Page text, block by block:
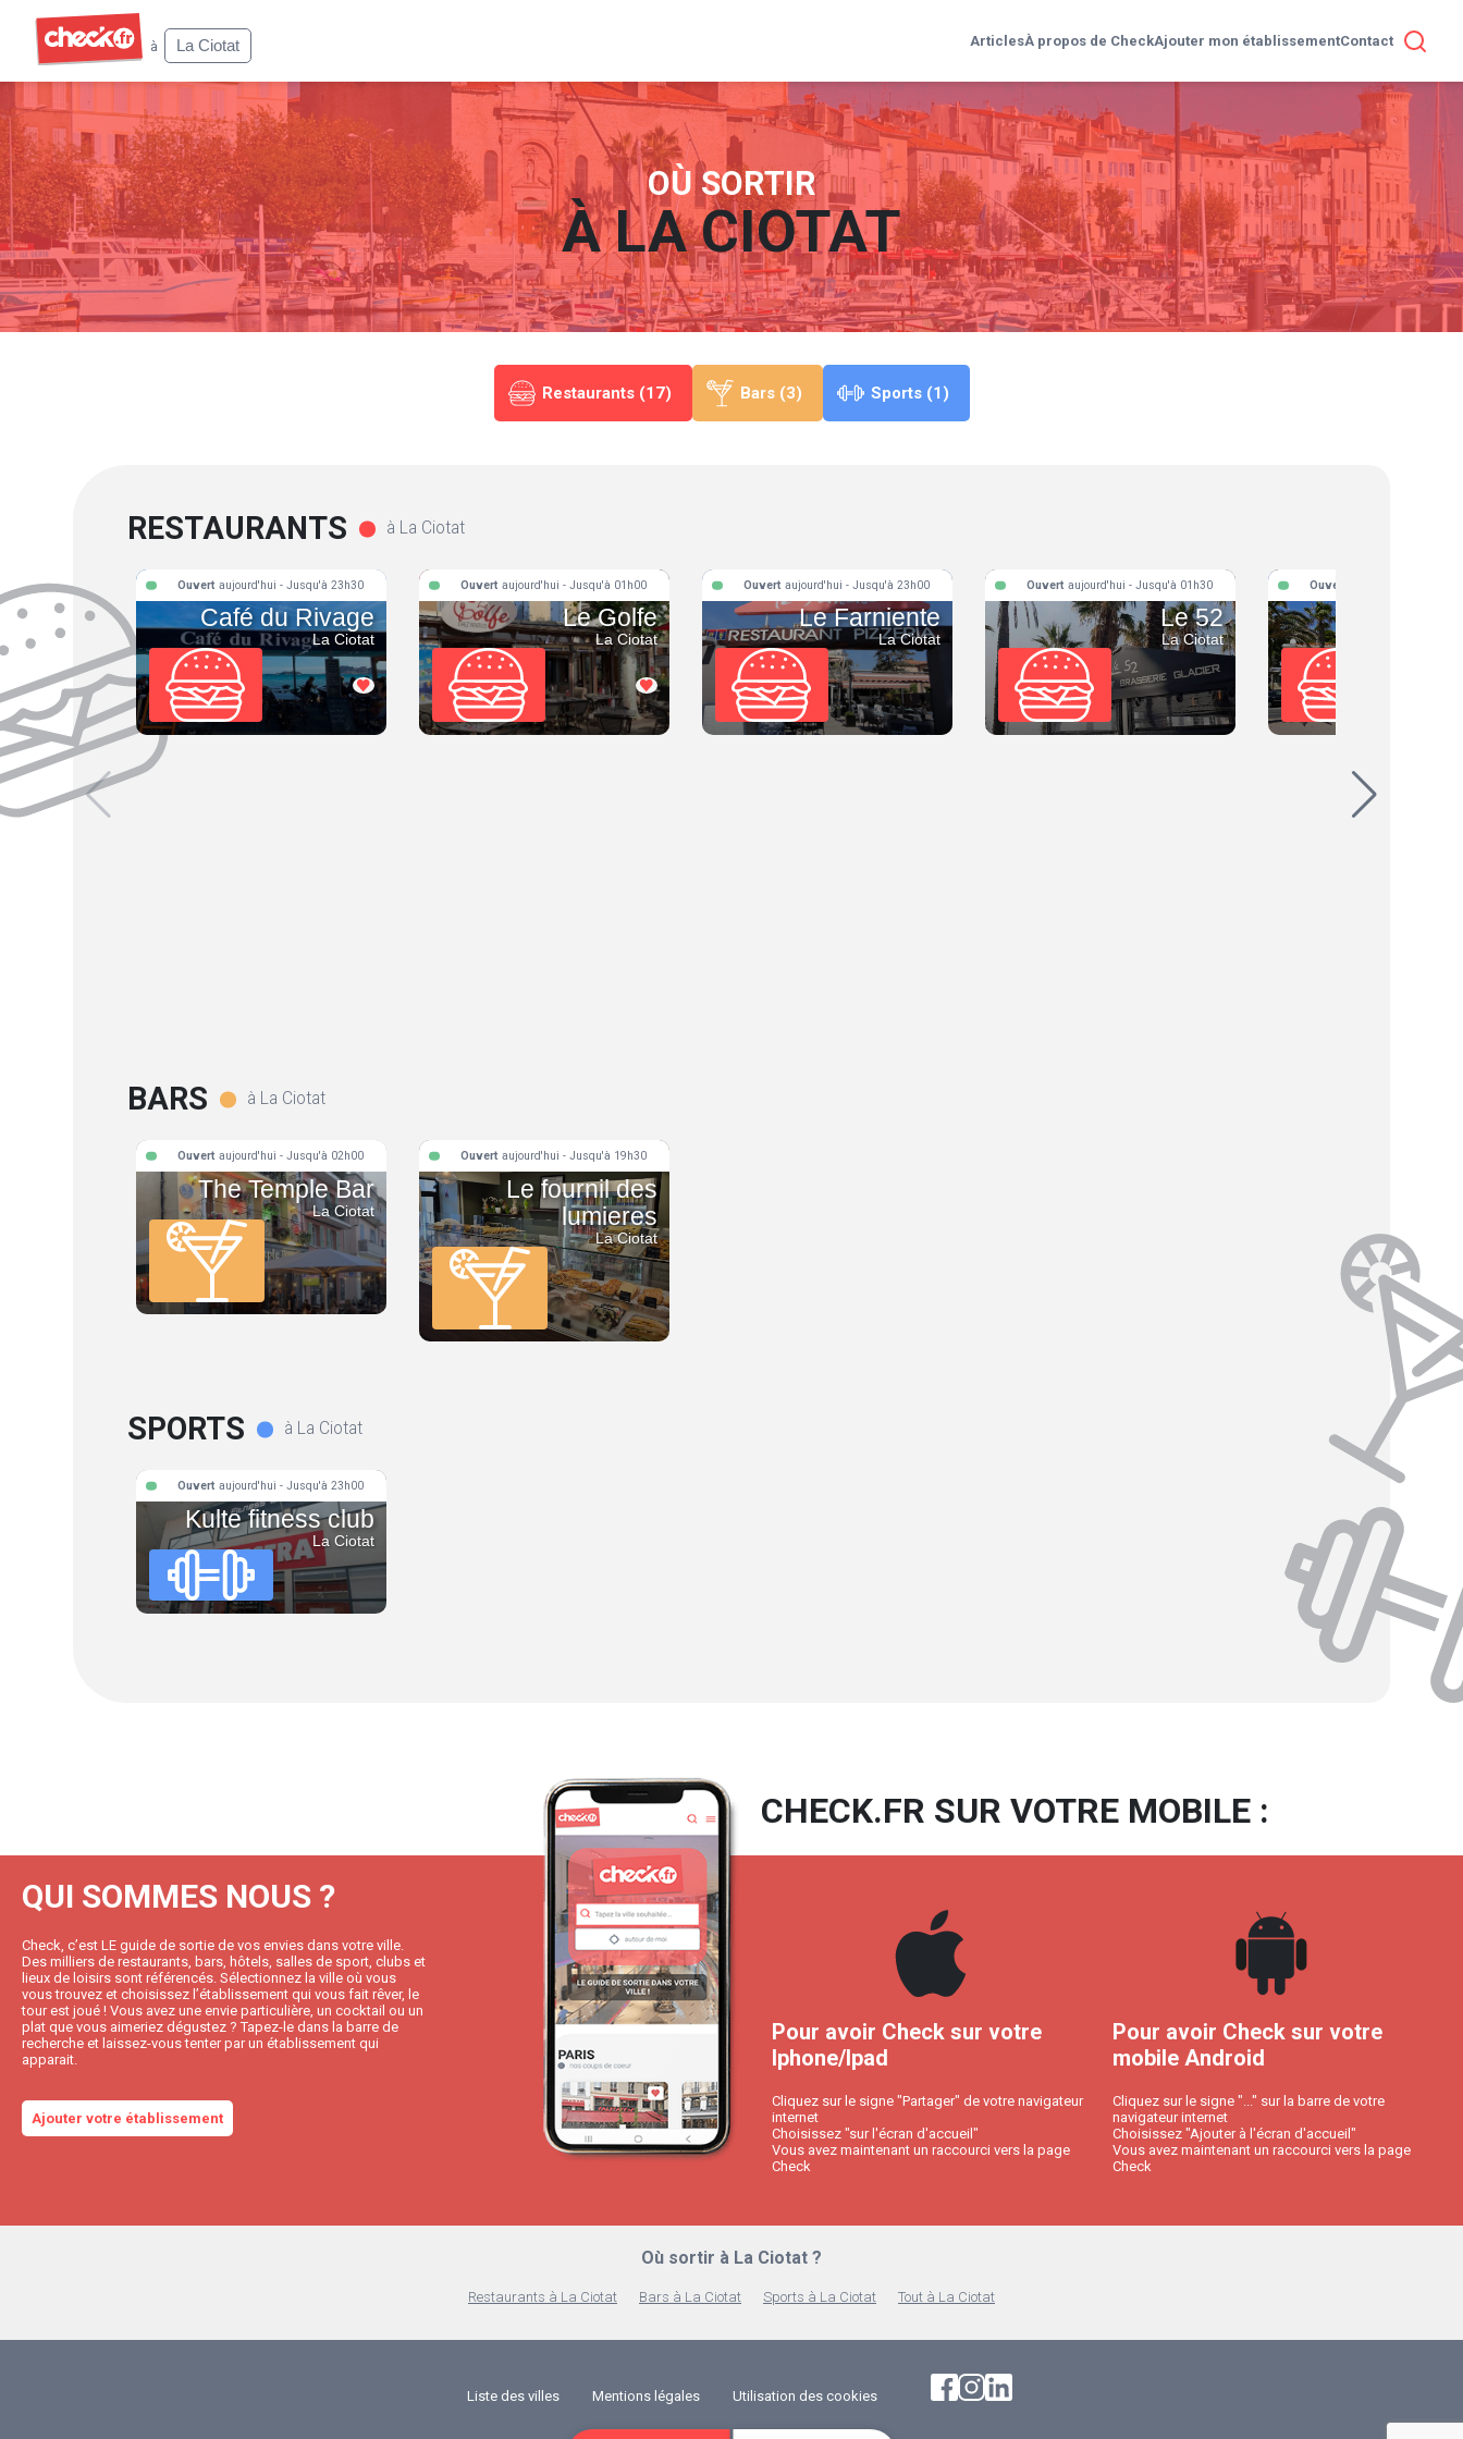
à
La Ciotat ArticlesÀ propos de CheckAjouter mon établissementContact
OÙ SORTIR
ÀLA CIOTAT
Restaurants (17) Bars (3) Sports (1)
RESTAURANTS à La Ciotat
Café du Rivage
La Ciotat
Ouvert aujourd'hui - Jusqu'à 23h30
Le Golfe
La Ciotat
Ouvert aujourd'hui - Jusqu'à 01h00
Le Farniente
La Ciotat
Ouvert aujourd'hui - Jusqu'à 23h00
Le 52
La Ciotat
Ouvert aujourd'hui - Jusqu'à 01h30 Ouvert
BARS à La Ciotat
The Temple Bar
La Ciotat
Ouvert aujourd'hui - Jusqu'à 02h00
Le fournil des
lumieres
La Ciotat
Ouvert aujourd'hui - Jusqu'à 19h30
SPORTS à La Ciotat
Kulte fitness club
La Ciotat
Ouvert aujourd'hui - Jusqu'à 23h00
QUI SOMMES NOUS ?
Check, c’est LE guide de sortie de vos envies dans votre ville.
Des milliers de restaurants, bars, hôtels, salles de sport, clubs et
lieux de loisirs sont référencés. Sélectionnez la ville où vous
vous trouvez et choisissez l’établissement qui vous fait rêver, le
tour est joué ! Vous avez une envie particulière, un cocktail ou un
plat que vous aimeriez dégustez ? Tapez-le dans la barre de
recherche et laissez-vous tenter par un établissement qui
apparait.
Ajouter votre établissement
CHECK.FR SUR VOTRE MOBILE :
Pour avoir Check sur votre
Iphone/Ipad
Cliquez sur le signe "Partager" de votre navigateur
internet
Choisissez "sur l'écran d'accueil"
Vous avez maintenant un raccourci vers la page
Check
Pour avoir Check sur votre
mobile Android
Cliquez sur le signe "..." sur la barre de votre
navigateur internet
Choisissez "Ajouter à l'écran d'accueil"
Vous avez maintenant un raccourci vers la page
Check
Où sortir à La Ciotat ?
Restaurants à La Ciotat Bars à La Ciotat Sports à La Ciotat Tout à La Ciotat
Liste des villes Mentions légales Utilisation des cookies